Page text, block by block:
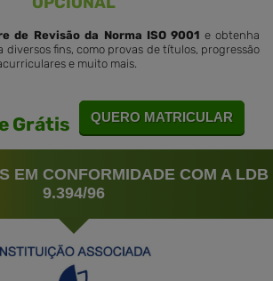
de Revisão da Norma ISO 9001 e obtenha
diversos fins, como provas de títulos, progressão
e muito mais.
Grátis QUERO MATRICULAR
EM CONFORMIDADE COM A LDB
9.394/96